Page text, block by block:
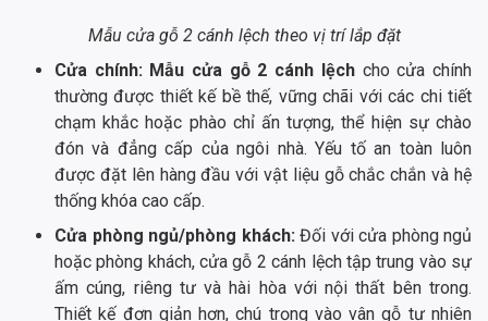
Mẫu cửa gỗ 2 cánh lệch theo vị trí lắp đặt
Cửa chính: Mẫu cửa gỗ 2 cánh lệchcho cửa chính
thường được thiết kế bề thế, vững chãi với các chi tiết
chạm khắc hoặc phào chỉ ấn tượng, thể hiện sự chào
đón và đẳng cấp của ngôi nhà. Yếu tố an toàn luôn
được đặt lên hàng đầu với vật liệu gỗ chắc chắn và hệ
thống khóa cao cấp.
Cửa phòng ngủ/phòng khách: Đối với cửa phòng ngủ
hoặc phòng khách, cửa gỗ 2 cánh lệch tập trung vào sự
ấm cúng, riêng tư và hài hòa với nội thất bên trong.
Thiết kế đơn giản hơn, chú trọng vào vân gỗ tự nhiên